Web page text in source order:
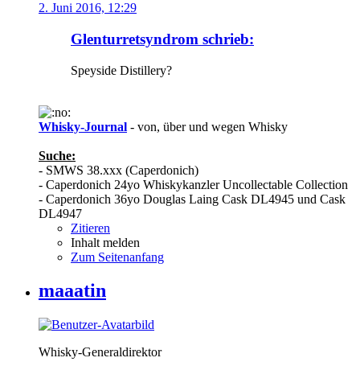
2. Juni 2016, 12:29
Glenturretsyndrom schrieb:
Speyside Distillery?
Whisky-Journal - von, über und wegen Whisky
Suche:
- SMWS 38.xxx (Caperdonich)
- Caperdonich 24yo Whiskykanzler Uncollectable Collection
- Caperdonich 36yo Douglas Laing Cask DL4945 und Cask
DL4947
Zitieren
Inhalt melden
Zum Seitenanfang
maaatin
Whisky-Generaldirektor